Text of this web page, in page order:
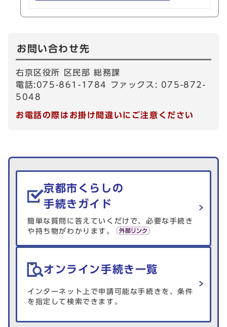
お問い合わせ先
右京区役所 区民部 総務課
電話:075-861-1784 ファックス: 075-872-
5048
お電話の際はお掛け間違いにご注意ください
生活情報を探す
京都市くらしの
手続きガイド
簡単な質問に答えていくだけで、必要な手続き
や持ち物がわかります。
オンライン手続き一覧
インターネット上で申請可能な手続きを、条件
を指定して検索できます。